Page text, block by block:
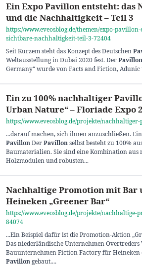
Ein Expo Pavillon entsteht: das
und die Nachhaltigkeit – Teil 3
https://www.eveosblog.de/themen/expo-
sichtbare-nachhaltigkeit-teil-3-72404
Seit Kurzem steht das Konzept des Deutschen
Weltausstellung in Dubai 2020 fest. DerPavillon
Germany“ wurde von Facts and Fiction, Adunic
Ein zu 100% nachhaltiger
Urban Nature“ – Floriade Expo
https://www.eveosblog.de/projekte/
...darauf machen, sich ihnen anzuschließen.
PavillonDerPavillonselbst besteht zu 100%
Baumaterialien. Sie sind eine Kombination
Holzmodulen und robusten...
Nachhaltige Promotion mit Bar
Heineken „Greener Bar“
https://www.eveosblog.de/projekte/nachhaltige-
84074
...Ein Beispiel dafür ist die Promotion-Aktion
Das niederländische Unternehmen Overtreders
Bauunternehmen Fiction Factory für Heineken
Pavillongebaut....